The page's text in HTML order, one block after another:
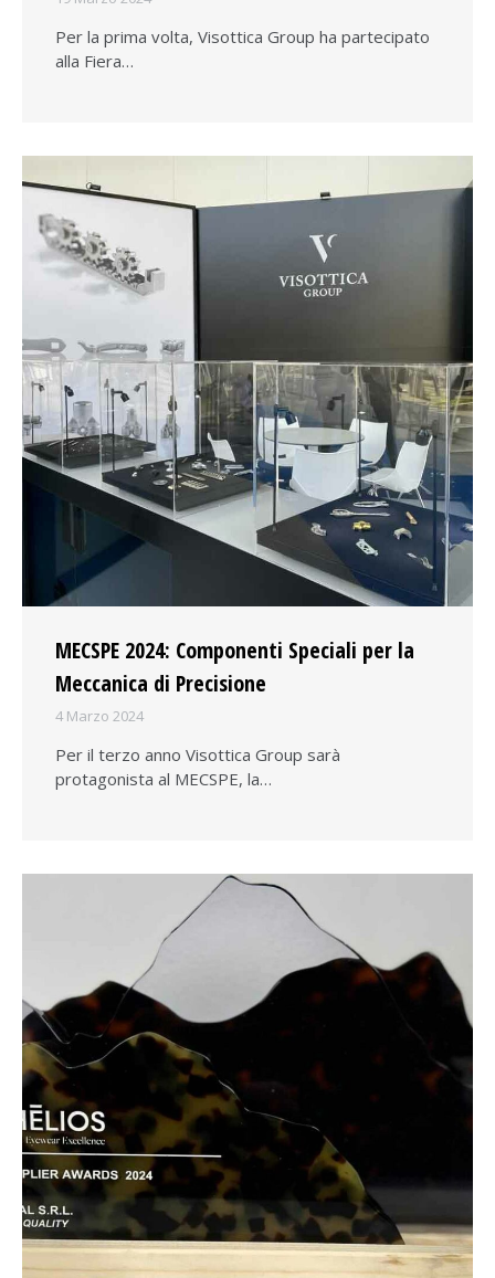
Per la prima volta, Visottica Group ha partecipato
alla Fiera…
MECSPE 2024: Componenti Speciali per la
Meccanica di Precisione
4 Marzo 2024
Per il terzo anno Visottica Group sarà
protagonista al MECSPE, la…